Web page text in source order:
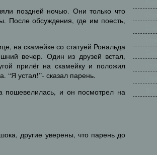
поздней ночью. Они только что
После обсуждения, где им поесть,
на скамейке со статуей Рональда
вечер. Один из друзей встал,
прилёг на скамейку и положил
“Я устал!”- сказал парень.
пошевелилась, и он посмотрел на
другие уверены, что парень до